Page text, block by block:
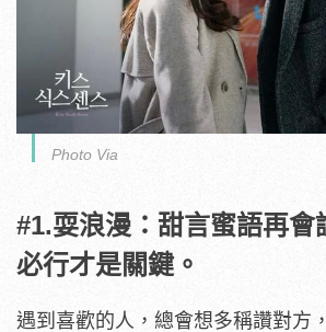
Photo Via
#1.耍浪漫：甜言蜜語再會
必行才是關鍵。
遇到喜歡的人，總會想多稱讚對方